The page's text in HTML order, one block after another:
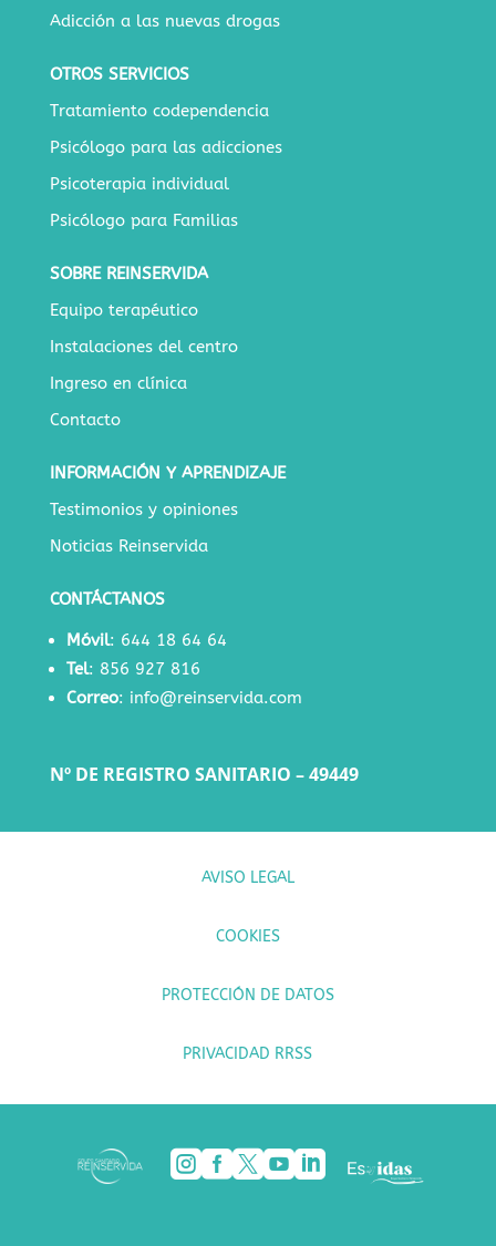
Adicción a las nuevas drogas
OTROS SERVICIOS
Tratamiento codependencia
Psicólogo para las adicciones
Psicoterapia individual
Psicólogo para Familias
SOBRE REINSERVIDA
Equipo terapéutico
Instalaciones del centro
Ingreso en clínica
Contacto
INFORMACIÓN Y APRENDIZAJE
Testimonios y opiniones
Noticias Reinservida
CONTÁCTANOS
Móvil: 644 18 64 64
Tel: 856 927 816
Correo: info@reinservida.com
Nº DE REGISTRO SANITARIO – 49449
AVISO LEGAL
COOKIES
PROTECCIÓN DE DATOS
PRIVACIDAD RRSS
